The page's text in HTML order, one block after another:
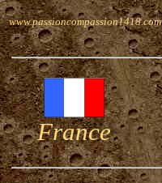
www.passioncompassion1418.com
France